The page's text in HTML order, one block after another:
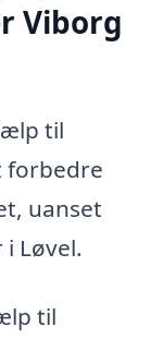
Viborg
til
forbedre
uanset
Løvel.
til